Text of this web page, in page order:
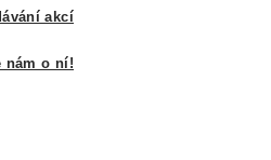
akcí
nám o ní!